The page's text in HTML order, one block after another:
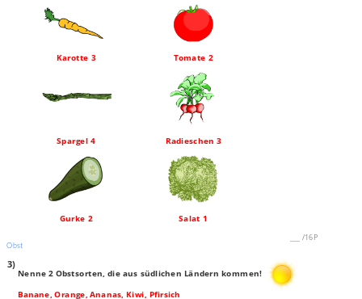
Karotte 3 Tomate 2
Spargel 4 Radieschen 3
Gurke 2 Salat 1
/16P
Obst
3)
Nenne 2 Obstsorten, die aus südlichen Ländern kommen!
Banane, Orange, Ananas, Kiwi, Pfirsich